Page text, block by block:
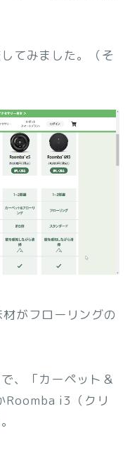
てみました。（そ
がフローリングの
、「カーペット＆
Roomba i3（クリ